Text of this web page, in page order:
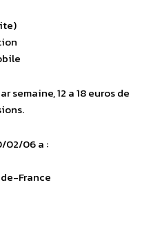
semaine, 12 a 18 euros de
02/06 a :
France